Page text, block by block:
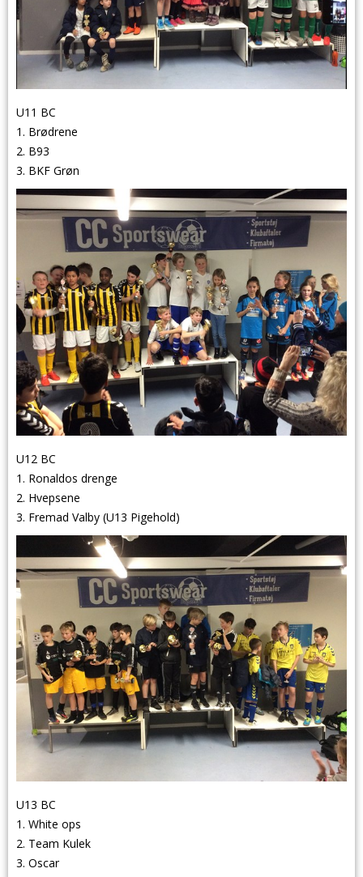
U11 BC
1. Brødrene
2. B93
3. BKF Grøn
U12 BC
1. Ronaldos drenge
2. Hvepsene
3. Fremad Valby (U13 Pigehold)
U13 BC
1. White ops
2. Team Kulek
3. Oscar